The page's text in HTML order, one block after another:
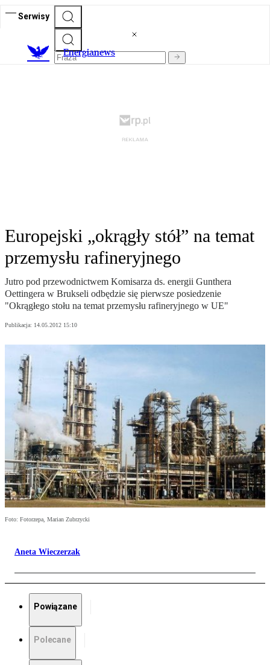
Serwisy
Energianews
Europejski „okrągły stół” na temat
przemysłu rafineryjnego
Jutro pod przewodnictwem Komisarza ds. energii Gunthera
Oettingera w Brukseli odbędzie się pierwsze posiedzenie
"Okrągłego stołu na temat przemysłu rafineryjnego w UE"
Publikacja: 14.05.2012 15:10
Foto: Fotorzepa, Marian Zubrzycki
Aneta Wieczerzak
Powiązane
Polecane